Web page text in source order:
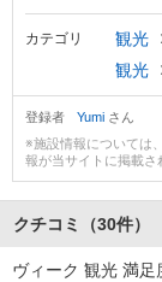
カテゴリ 観光
観光
登録者 Yumi さん
※施設情報については
報が当サイトに掲載さ
クチコミ （30件）
ヴィーク 観光 満足